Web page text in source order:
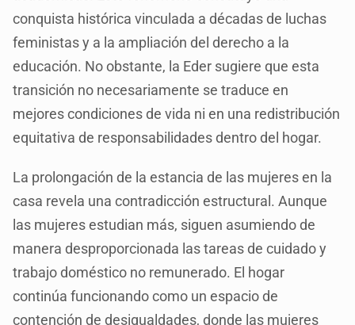
conquista histórica vinculada a décadas de luchas
feministas y a la ampliación del derecho a la
educación. No obstante, la Eder sugiere que esta
transición no necesariamente se traduce en
mejores condiciones de vida ni en una redistribución
equitativa de responsabilidades dentro del hogar.
La prolongación de la estancia de las mujeres en la
casa revela una contradicción estructural. Aunque
las mujeres estudian más, siguen asumiendo de
manera desproporcionada las tareas de cuidado y
trabajo doméstico no remunerado. El hogar
continúa funcionando como un espacio de
contención de desigualdades, donde las mujeres